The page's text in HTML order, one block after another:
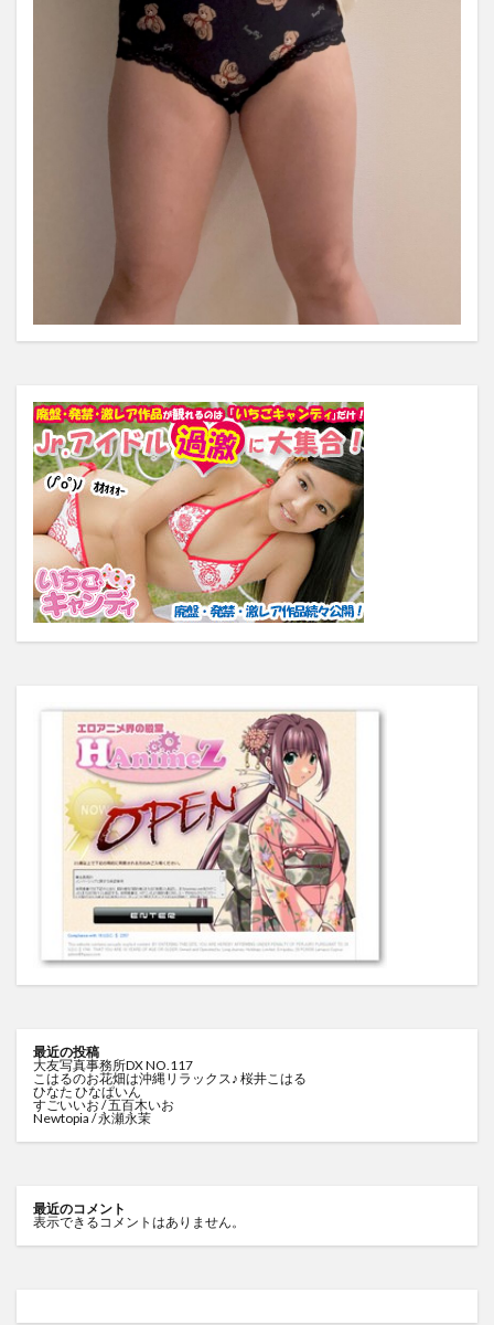
最近の投稿
大友写真事務所DX NO.117
こはるのお花畑は沖縄リラックス♪ 桜井こはる
ひなた ひなぱいん
すごいいお / 五百木いお
Newtopia / 永瀬永茉
最近のコメント
表示できるコメントはありません。